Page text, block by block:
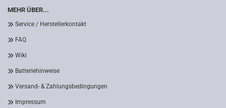
MEHR ÜBER...
Service / Herstellerkontakt
FAQ
Wiki
Batteriehinweise
Versand- & Zahlungsbedingungen
Impressum